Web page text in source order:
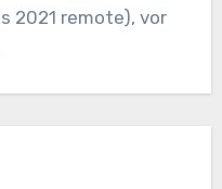
2021 remote), vor